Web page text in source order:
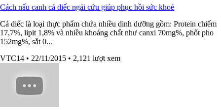
Cách nấu canh cá diếc ngải cứu giúp phục hồi sức khoẻ
Cá diếc là loại thực phẩm chứa nhiều dinh dưỡng gồm: Protein chiếm
17,7%, lipit 1,8% và nhiều khoáng chất như canxi 70mg%, phốt pho
152mg%, sắt 0...
VTC14 • 22/11/2015 • 2,121 lượt xem